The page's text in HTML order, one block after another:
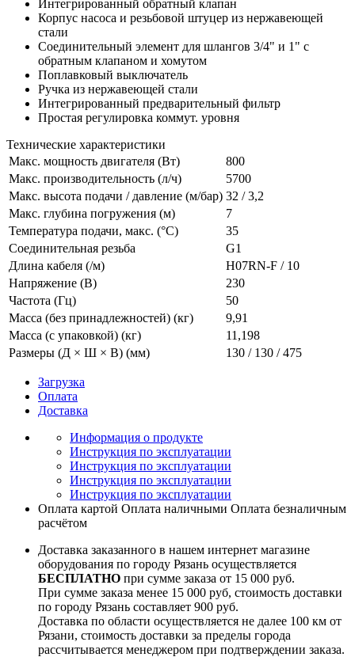
Интегрированный обратный клапан
Корпус насоса и резьбовой штуцер из нержавеющей
стали
Соединительный элемент для шлангов 3/4" и 1" с
обратным клапаном и хомутом
Поплавковый выключатель
Ручка из нержавеющей стали
Интегрированный предварительный фильтр
Простая регулировка коммут. уровня
Технические характеристики
Макс. мощность двигателя (Вт)
800
Макс. производительность (л/ч)
5700
Макс. высота подачи / давление (м/бар) 32 / 3,2
Макс. глубина погружения (м)
7
Температура подачи, макс. (°C)
35
Соединительная резьба
G1
Длина кабеля (/м)
H07RN-F / 10
Напряжение (В)
230
Частота (Гц)
50
Масса (без принадлежностей) (кг)
9,91
Масса (с упаковкой) (кг)
11,198
Размеры (Д × Ш × В) (мм)
130 / 130 / 475
Загрузка
Оплата
Доставка
Информация о продукте
Инструкция по эксплуатации
Инструкция по эксплуатации
Инструкция по эксплуатации
Инструкция по эксплуатации
Оплата картой Оплата наличными Оплата безналичным
расчётом
Доставка заказанного в нашем интернет магазине
оборудования по городу Рязань осуществляется
БЕСПЛАТНО при сумме заказа от 15 000 руб.
При сумме заказа менее 15 000 руб, стоимость доставки
по городу Рязань составляет 900 руб.
Доставка по области осуществляется не далее 100 км от
Рязани, стоимость доставки за пределы города
рассчитывается менеджером при подтверждении заказа.